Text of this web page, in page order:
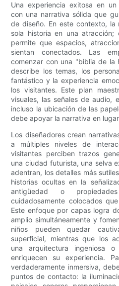
Una experiencia exitosa en
con una narrativa sólida que
de diseño. En este contexto, la
sola historia en una
permite que espacios,
sientan conectados. Las
comenzar con una "biblia de la
describe los temas, los
fantástico y la experiencia
los visitantes. Este plan
visuales, las señales de audio,
incluso la ubicación de las
debe apoyar la narrativa en
Los diseñadores crean
a múltiples niveles de
visitantes perciben trazos
una ciudad futurista, una selva
adentran, los detalles más
historias ocultas en la
antigüedad o
cuidadosamente colocados
Este enfoque por capas logra
amplio simultáneamente y
niños pueden quedar
superficial, mientras que los
una arquitectura ingeniosa
enriquecen su experiencia.
verdaderamente inmersiva,
puntos de contacto: la